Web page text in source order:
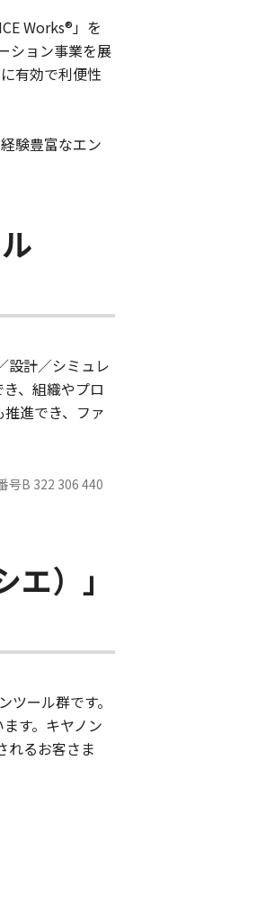
Works®」を
ション事業を展
有効で利便性
験豊富なエン
設計／シミュレ
、組織やプロ
進でき、ファ
号B 322 306 440
）」
ール群です。
す。キヤノン
れるお客さま